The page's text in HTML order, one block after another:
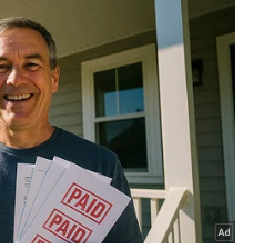
ప్లాన్‌ జియోదే
అందిస్తున్న ₹198 ప్లాన్
ఆప్షన్‌గా నిలుస్తోంది. ఈ
రోజూ 2GB డేటాను